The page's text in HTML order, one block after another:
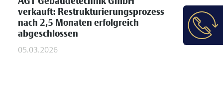
verkauft: Restrukturierungsprozess
nach 2,5 Monaten erfolgreich
abgeschlossen
05.03.2026